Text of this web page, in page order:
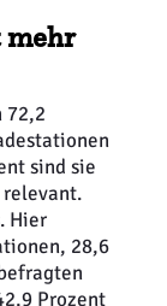
mehr
72,2
sind sie
Hier
28,6
Prozent